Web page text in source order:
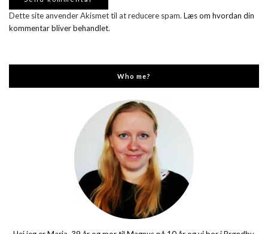
Dette site anvender Akismet til at reducere spam. Læs om hvordan din
kommentar bliver behandlet.
Who me?